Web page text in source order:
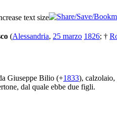
(Alessandria, 25 marzo 1826; †
Giuseppe Bilio (+1833),
dal quale ebbe due figli.